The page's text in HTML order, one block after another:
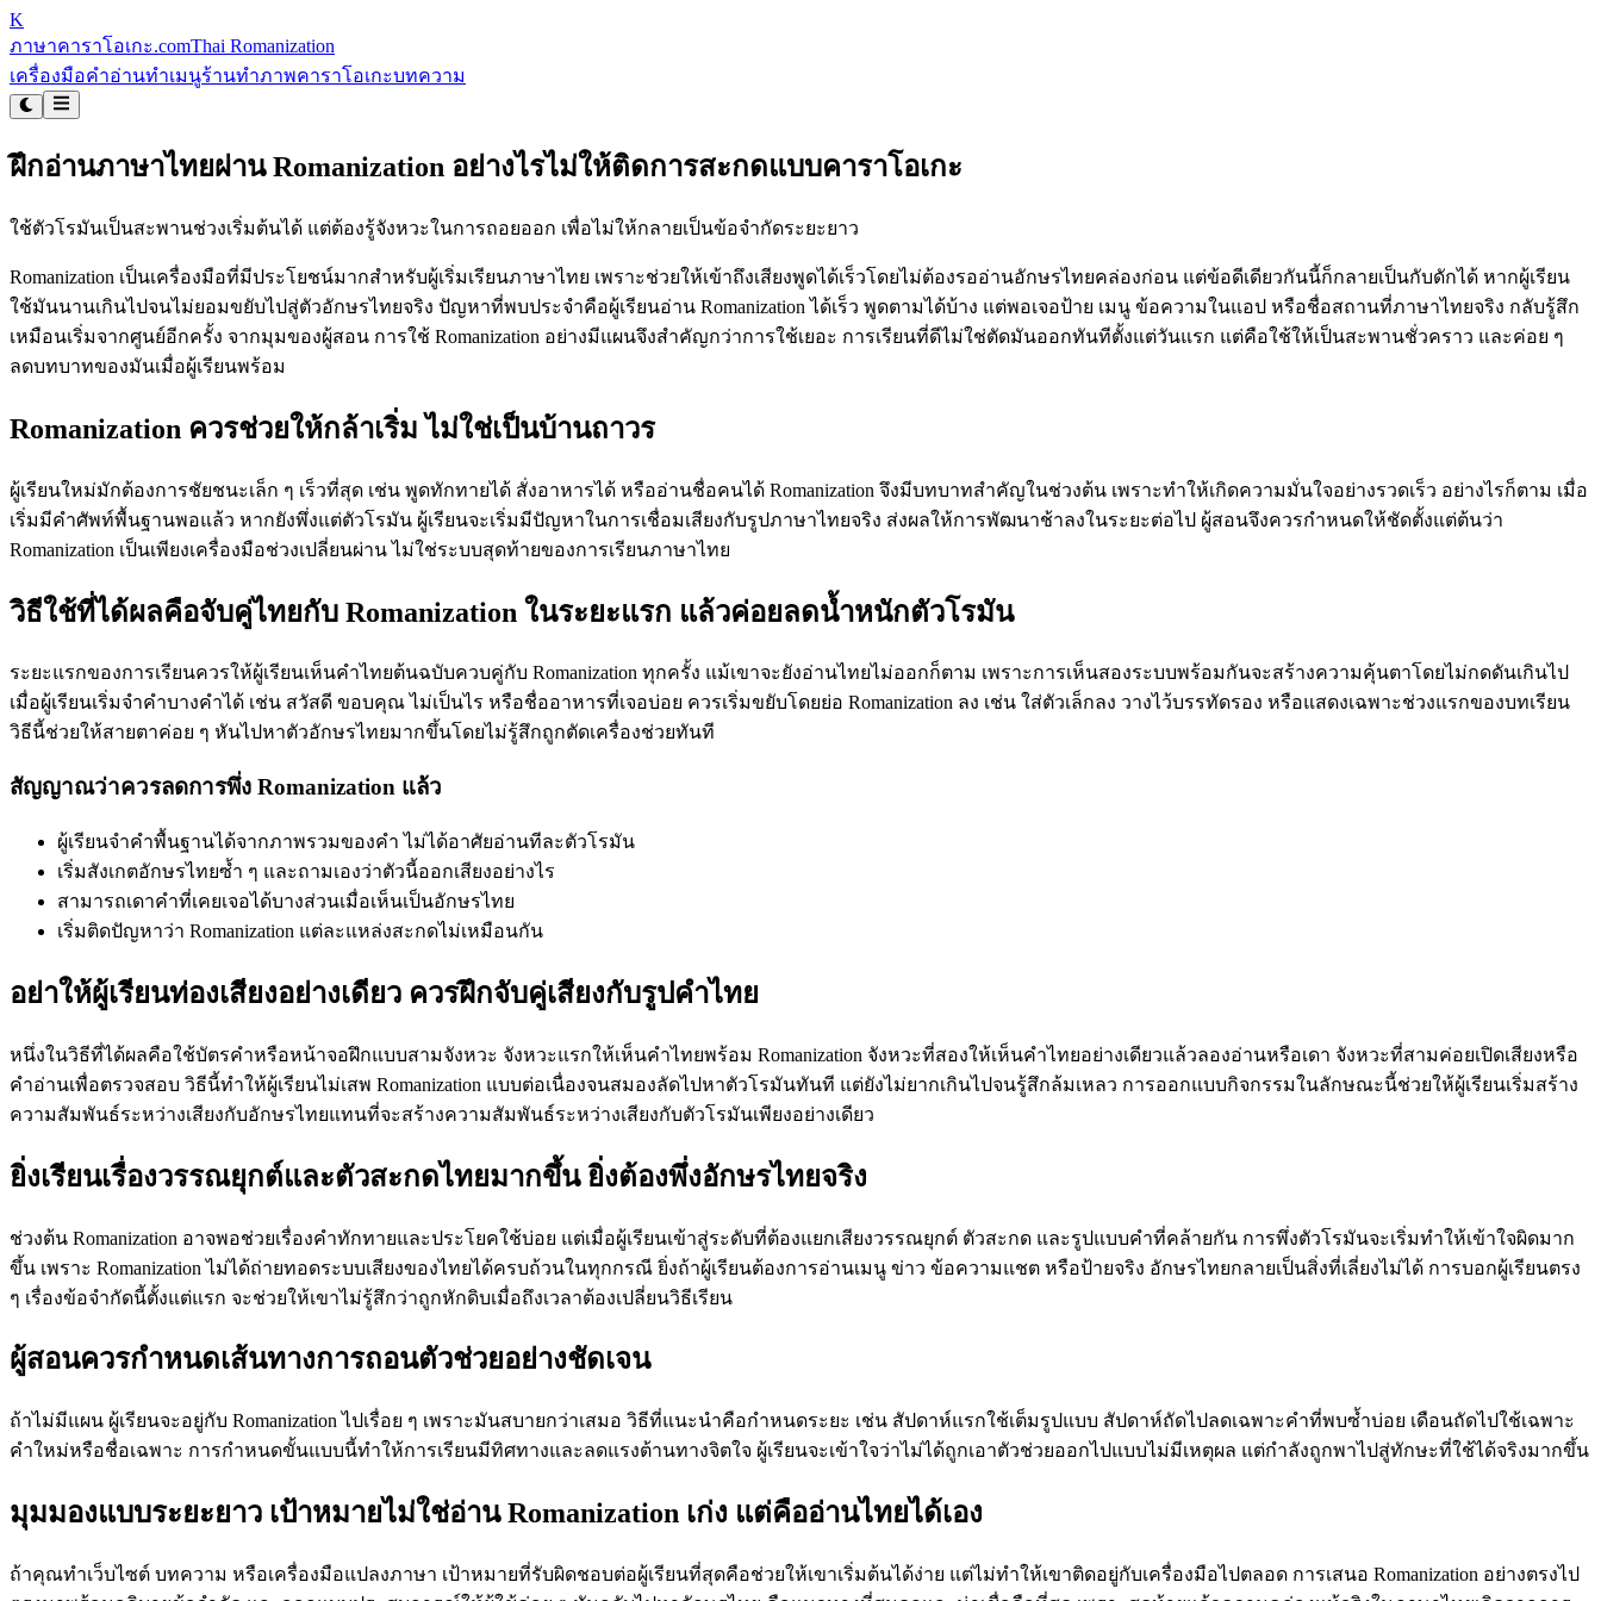
K
ภาษาคาราโอเกะ.comThai Romanization
เครื่องมือคำอ่านทำเมนูร้านทำภาพคาราโอเกะบทความ
ฝึกอ่านภาษาไทยผ่าน Romanization อย่างไรไม่ให้ติดการสะกดแบบคาราโอเกะ
ใช้ตัวโรมันเป็นสะพานช่วงเริ่มต้นได้ แต่ต้องรู้จังหวะในการถอยออก เพื่อไม่ให้กลายเป็นข้อจำกัดระยะยาว
Romanization เป็นเครื่องมือที่มีประโยชน์มากสำหรับผู้เริ่มเรียนภาษาไทย เพราะช่วยให้เข้าถึงเสียงพูดได้เร็วโดยไม่ต้องรออ่านอักษรไทยคล่องก่อน แต่ข้อดีเดียวกันนี้ก็กลายเป็นกับดักได้ หากผู้เรียน
ใช้มันนานเกินไปจนไม่ยอมขยับไปสู่ตัวอักษรไทยจริง ปัญหาที่พบประจำคือผู้เรียนอ่าน Romanization ได้เร็ว พูดตามได้บ้าง แต่พอเจอป้าย เมนู ข้อความในแอป หรือชื่อสถานที่ภาษาไทยจริง กลับรู้สึก
เหมือนเริ่มจากศูนย์อีกครั้ง จากมุมของผู้สอน การใช้ Romanization อย่างมีแผนจึงสำคัญกว่าการใช้เยอะ การเรียนที่ดีไม่ใช่ตัดมันออกทันทีตั้งแต่วันแรก แต่คือใช้ให้เป็นสะพานชั่วคราว และค่อย ๆ
ลดบทบาทของมันเมื่อผู้เรียนพร้อม
Romanization ควรช่วยให้กล้าเริ่ม ไม่ใช่เป็นบ้านถาวร
ผู้เรียนใหม่มักต้องการชัยชนะเล็ก ๆ เร็วที่สุด เช่น พูดทักทายได้ สั่งอาหารได้ หรืออ่านชื่อคนได้ Romanization จึงมีบทบาทสำคัญในช่วงต้น เพราะทำให้เกิดความมั่นใจอย่างรวดเร็ว อย่างไรก็ตาม เมื่อ
เริ่มมีคำศัพท์พื้นฐานพอแล้ว หากยังพึ่งแต่ตัวโรมัน ผู้เรียนจะเริ่มมีปัญหาในการเชื่อมเสียงกับรูปภาษาไทยจริง ส่งผลให้การพัฒนาช้าลงในระยะต่อไป ผู้สอนจึงควรกำหนดให้ชัดตั้งแต่ต้นว่า
Romanization เป็นเพียงเครื่องมือช่วงเปลี่ยนผ่าน ไม่ใช่ระบบสุดท้ายของการเรียนภาษาไทย
วิธีใช้ที่ได้ผลคือจับคู่ไทยกับ Romanization ในระยะแรก แล้วค่อยลดน้ำหนักตัวโรมัน
ระยะแรกของการเรียนควรให้ผู้เรียนเห็นคำไทยต้นฉบับควบคู่กับ Romanization ทุกครั้ง แม้เขาจะยังอ่านไทยไม่ออกก็ตาม เพราะการเห็นสองระบบพร้อมกันจะสร้างความคุ้นตาโดยไม่กดดันเกินไป
เมื่อผู้เรียนเริ่มจำคำบางคำได้ เช่น สวัสดี ขอบคุณ ไม่เป็นไร หรือชื่ออาหารที่เจอบ่อย ควรเริ่มขยับโดยย่อ Romanization ลง เช่น ใส่ตัวเล็กลง วางไว้บรรทัดรอง หรือแสดงเฉพาะช่วงแรกของบทเรียน
วิธีนี้ช่วยให้สายตาค่อย ๆ หันไปหาตัวอักษรไทยมากขึ้นโดยไม่รู้สึกถูกตัดเครื่องช่วยทันที
สัญญาณว่าควรลดการพึ่ง Romanization แล้ว
ผู้เรียนจำคำพื้นฐานได้จากภาพรวมของคำ ไม่ได้อาศัยอ่านทีละตัวโรมัน
เริ่มสังเกตอักษรไทยซ้ำ ๆ และถามเองว่าตัวนี้ออกเสียงอย่างไร
สามารถเดาคำที่เคยเจอได้บางส่วนเมื่อเห็นเป็นอักษรไทย
เริ่มติดปัญหาว่า Romanization แต่ละแหล่งสะกดไม่เหมือนกัน
อย่าให้ผู้เรียนท่องเสียงอย่างเดียว ควรฝึกจับคู่เสียงกับรูปคำไทย
หนึ่งในวิธีที่ได้ผลคือใช้บัตรคำหรือหน้าจอฝึกแบบสามจังหวะ จังหวะแรกให้เห็นคำไทยพร้อม Romanization จังหวะที่สองให้เห็นคำไทยอย่างเดียวแล้วลองอ่านหรือเดา จังหวะที่สามค่อยเปิดเสียงหรือ
คำอ่านเพื่อตรวจสอบ วิธีนี้ทำให้ผู้เรียนไม่เสพ Romanization แบบต่อเนื่องจนสมองลัดไปหาตัวโรมันทันที แต่ยังไม่ยากเกินไปจนรู้สึกล้มเหลว การออกแบบกิจกรรมในลักษณะนี้ช่วยให้ผู้เรียนเริ่มสร้าง
ความสัมพันธ์ระหว่างเสียงกับอักษรไทยแทนที่จะสร้างความสัมพันธ์ระหว่างเสียงกับตัวโรมันเพียงอย่างเดียว
ยิ่งเรียนเรื่องวรรณยุกต์และตัวสะกดไทยมากขึ้น ยิ่งต้องพึ่งอักษรไทยจริง
ช่วงต้น Romanization อาจพอช่วยเรื่องคำทักทายและประโยคใช้บ่อย แต่เมื่อผู้เรียนเข้าสู่ระดับที่ต้องแยกเสียงวรรณยุกต์ ตัวสะกด และรูปแบบคำที่คล้ายกัน การพึ่งตัวโรมันจะเริ่มทำให้เข้าใจผิดมาก
ขึ้น เพราะ Romanization ไม่ได้ถ่ายทอดระบบเสียงของไทยได้ครบถ้วนในทุกกรณี ยิ่งถ้าผู้เรียนต้องการอ่านเมนู ข่าว ข้อความแชต หรือป้ายจริง อักษรไทยกลายเป็นสิ่งที่เลี่ยงไม่ได้ การบอกผู้เรียนตรง
ๆ เรื่องข้อจำกัดนี้ตั้งแต่แรก จะช่วยให้เขาไม่รู้สึกว่าถูกหักดิบเมื่อถึงเวลาต้องเปลี่ยนวิธีเรียน
ผู้สอนควรกำหนดเส้นทางการถอนตัวช่วยอย่างชัดเจน
ถ้าไม่มีแผน ผู้เรียนจะอยู่กับ Romanization ไปเรื่อย ๆ เพราะมันสบายกว่าเสมอ วิธีที่แนะนำคือกำหนดระยะ เช่น สัปดาห์แรกใช้เต็มรูปแบบ สัปดาห์ถัดไปลดเฉพาะคำที่พบซ้ำบ่อย เดือนถัดไปใช้เฉพาะ
คำใหม่หรือชื่อเฉพาะ การกำหนดขั้นแบบนี้ทำให้การเรียนมีทิศทางและลดแรงต้านทางจิตใจ ผู้เรียนจะเข้าใจว่าไม่ได้ถูกเอาตัวช่วยออกไปแบบไม่มีเหตุผล แต่กำลังถูกพาไปสู่ทักษะที่ใช้ได้จริงมากขึ้น
มุมมองแบบระยะยาว เป้าหมายไม่ใช่อ่าน Romanization เก่ง แต่คืออ่านไทยได้เอง
ถ้าคุณทำเว็บไซต์ บทความ หรือเครื่องมือแปลงภาษา เป้าหมายที่รับผิดชอบต่อผู้เรียนที่สุดคือช่วยให้เขาเริ่มต้นได้ง่าย แต่ไม่ทำให้เขาติดอยู่กับเครื่องมือไปตลอด การเสนอ Romanization อย่างตรงไป